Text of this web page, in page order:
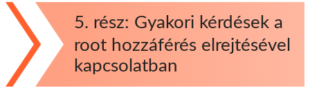
5. rész: Gyakori kérdések a
root hozzáférés elrejtésével
kapcsolatban